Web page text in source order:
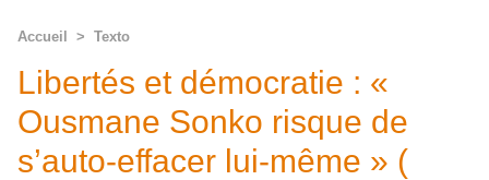
Accueil > Texto
Libertés et démocratie : «
Ousmane Sonko risque de
s’auto-effacer lui-même » (